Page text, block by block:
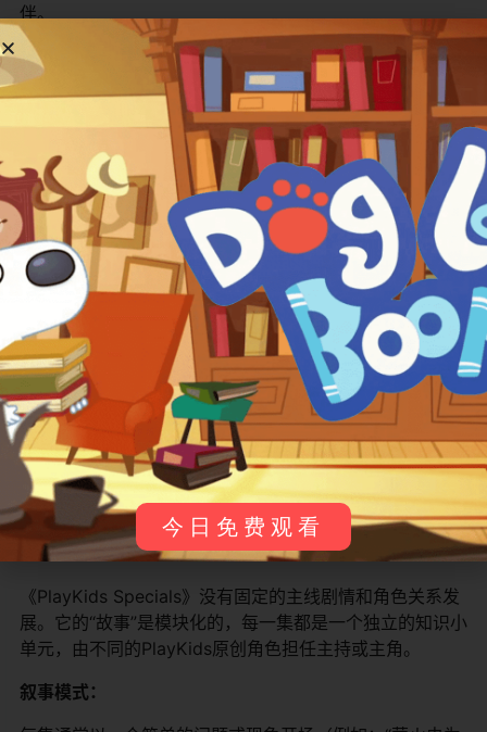
伴。
平台类型 具体平台/渠道
PlayKids App / PlayKids+
大型流媒体平台 Amazon Prime Video
数字商店/流媒体 Apple TV
其他可能渠道 Hopster
中国地区 截至2026年5月，该系列为PlayKids平台及其
总结：观看《PlayKids Specials》最直接的途径是通过
PlayKids官方应用 。同时，它也在 Amazon Prime
Video​ 和 Apple TV
​ 等主流国际流媒体平台上线，方便全
球家庭通过不同渠道获取。
角色与故事
《PlayKids Specials》没有固定的主线剧情和角色关系发
展。它的“故事”是模块化的，每一集都是一个独立的知识小
单元，由不同的PlayKids原创角色担任主持或主角。
叙事模式：
今日免费观看